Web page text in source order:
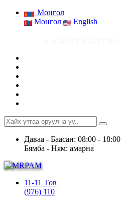
Монгол
Монгол
English
Даваа - Баасан: 08:00 - 18:00
Бямба - Ням: амарна
11-11 Төв
(976) 110